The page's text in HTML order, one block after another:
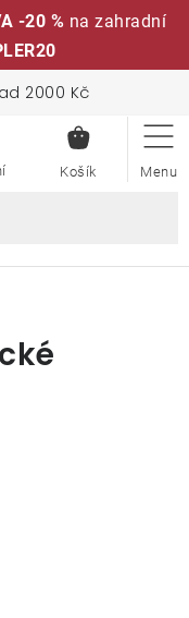
-20 % na zahradní
2000 Kč
KOŠÍK